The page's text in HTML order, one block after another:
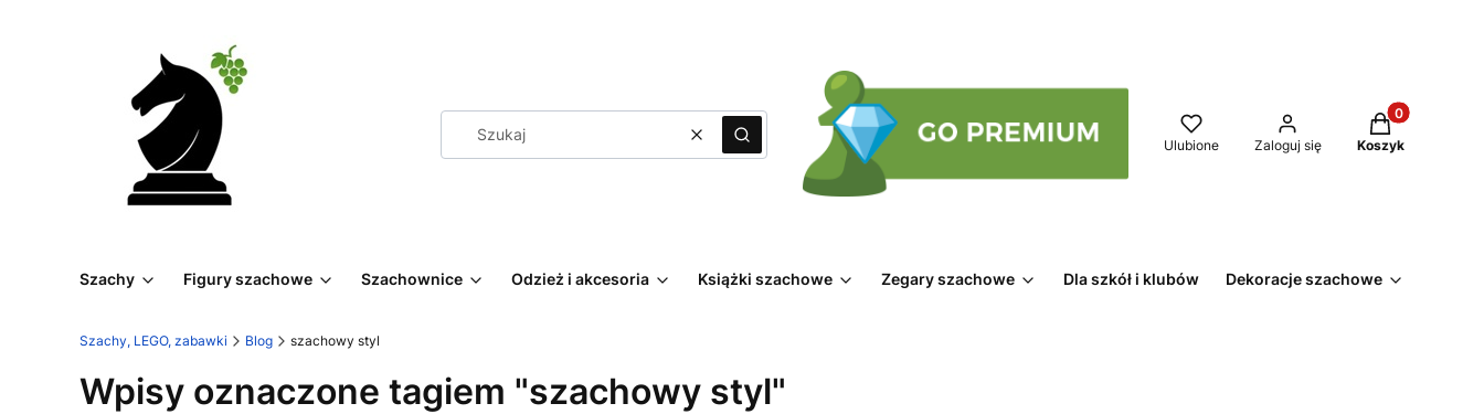
WyczyśćSzukaj Ulubione Zaloguj się
Produkty w
Koszyk
Szachy Figury szachowe Szachownice Odzież i akcesoria Książki szachowe Zegary szachowe Dla szkół i klubów Dekoracje szachowe
Szachy, LEGO, zabawki Blog szachowy styl
Wpisy oznaczone tagiem "szachowy styl"